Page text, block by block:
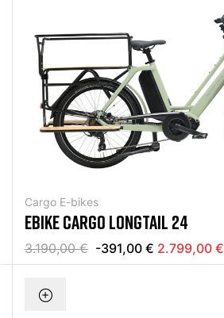
Cargo E-bikes
EBIKE CARGO LONGTAIL 24
3.190,00 € -391,00 € 2.799,00 €